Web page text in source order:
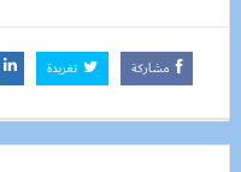
مشاركة تغريدة